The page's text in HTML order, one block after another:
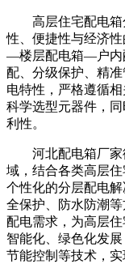
高层住宅配电
性、便捷性与经济
—楼层配电箱—户内
配、分级保护、精
电特性，严格遵循
科学选型元器件，
利性。
河北配电箱厂
域，结合各类高层
个性化的分层配电
全保护、防水防潮
配电需求，为高层
智能化、绿色化发
节能控制等技术，